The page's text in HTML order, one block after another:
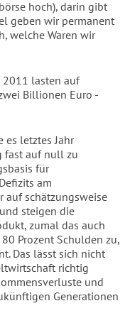
hoch), darin gibt
geben wir permanent
welche Waren wir
2011 lasten auf
Billionen Euro -
es letztes Jahr
fast auf null zu
für
am
auf schätzungsweise
steigen die
zumal das auch
Prozent Schulden zu,
Das lässt sich nicht
richtig
und
Generationen